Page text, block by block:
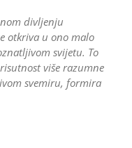
divljenju
otkriva u ono malo
svijetu. To
više razumne
svemiru, formira